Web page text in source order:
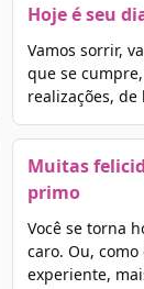
Hoje é seu
Vamos sorrir,
que se
realizações, de
Muitas
primo
Você se torna
caro. Ou,
experiente,